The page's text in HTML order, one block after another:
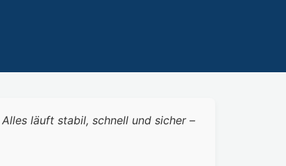
läuft stabil, schnell und sicher –